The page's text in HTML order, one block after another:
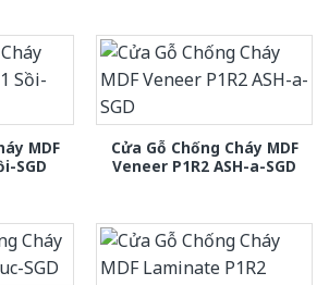
MDF
SGD
Cửa Gỗ Chống Cháy MDF
Veneer P1R2 ASH-a-SGD